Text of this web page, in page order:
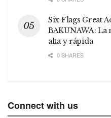
Six Flags Great
BAKUNAWA: La
alta y rápida
0 SHARES
Connect with us